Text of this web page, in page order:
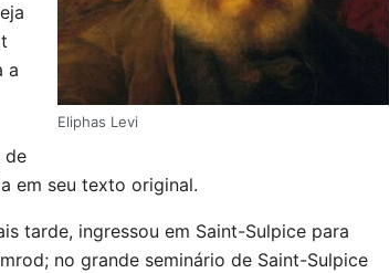
Eliphas Levi
a
de
em seu texto original.
tarde, ingressou em Saint-Sulpice para
no grande seminário de Saint-Sulpice